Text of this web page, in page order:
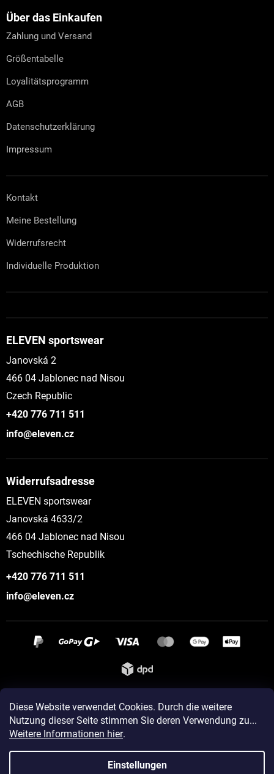
Diese Website verwendet Cookies. Durch die weitere
Nutzung dieser Seite stimmen Sie deren Verwendung zu...
Weitere Informationen hier.
Einstellungen
Über das Einkaufen
Zahlung und Versand
Größentabelle
Loyalitätsprogramm
AGB
Datenschutzerklärung
Impressum
Kontakt
Meine Bestellung
Widerrufsrecht
Individuelle Produktion
ELEVEN sportswear
Janovská 2
466 04 Jablonec nad Nisou
Czech Republic
+420 776 711 511
info@eleven.cz
Widerrufsadresse
ELEVEN sportswear
Janovská 4633/2
466 04 Jablonec nad Nisou
Tschechische Republik
+420 776 711 511
info@eleven.cz
Instagram
Erstellt von Shoptet